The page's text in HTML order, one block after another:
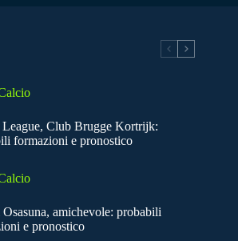
League, Club Brugge Kortrijk:
formazioni e pronostico
amichevole: probabili
e pronostico